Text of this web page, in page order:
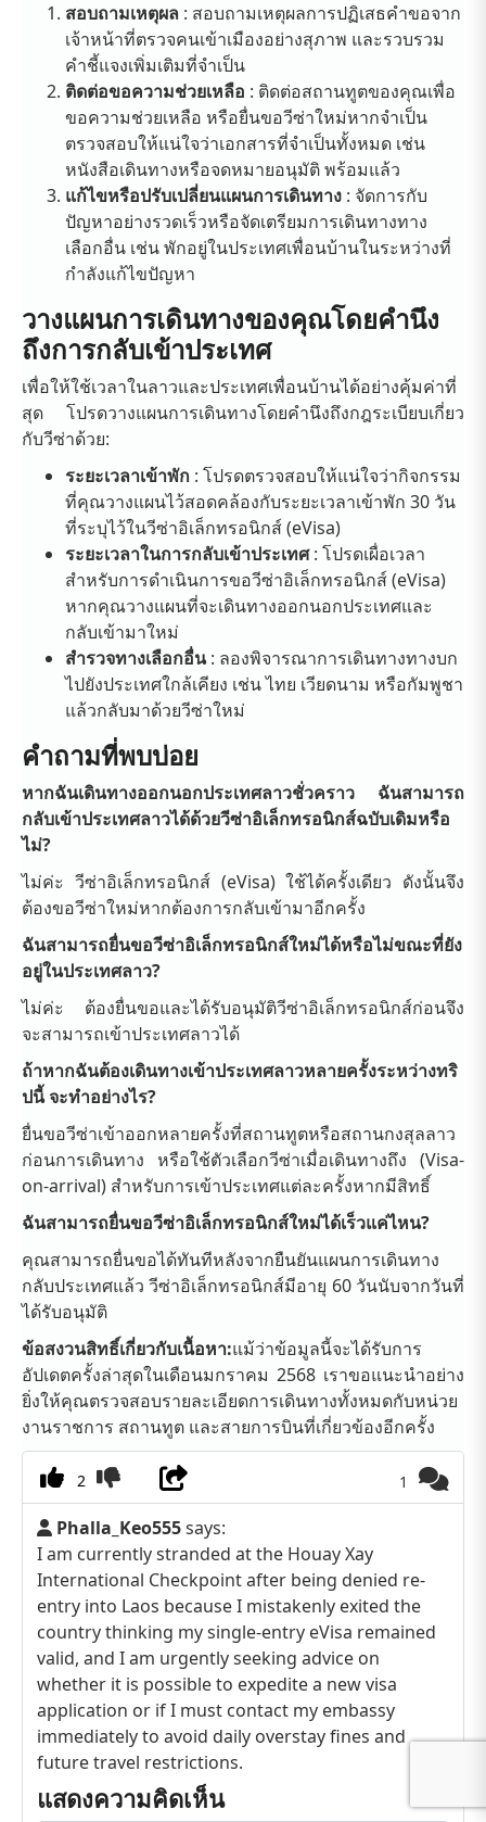
สอบถามเหตุผล : สอบถามเหตุผลการปฏิเสธคำขอจาก
เจ้าหน้าที่ตรวจคนเข้าเมืองอย่างสุภาพ และรวบรวม
คำชี้แจงเพิ่มเติมที่จำเป็น
ติดต่อขอความช่วยเหลือ : ติดต่อสถานทูตของคุณเพื่อ
ขอความช่วยเหลือ หรือยื่นขอวีซ่าใหม่หากจำเป็น
ตรวจสอบให้แน่ใจว่าเอกสารที่จำเป็นทั้งหมด เช่น
หนังสือเดินทางหรือจดหมายอนุมัติ พร้อมแล้ว
แก้ไขหรือปรับเปลี่ยนแผนการเดินทาง : จัดการกับ
ปัญหาอย่างรวดเร็วหรือจัดเตรียมการเดินทางทาง
เลือกอื่น เช่น พักอยู่ในประเทศเพื่อนบ้านในระหว่างที่
กำลังแก้ไขปัญหา
วางแผนการเดินทางของคุณโดยคำนึง
ถึงการกลับเข้าประเทศ
เพื่อให้ใช้เวลาในลาวและประเทศเพื่อนบ้านได้อย่างคุ้มค่าที่
สุด โปรดวางแผนการเดินทางโดยคำนึงถึงกฎระเบียบเกี่ยว
กับวีซ่าด้วย:
ระยะเวลาเข้าพัก : โปรดตรวจสอบให้แน่ใจว่ากิจกรรม
ที่คุณวางแผนไว้สอดคล้องกับระยะเวลาเข้าพัก 30 วัน
ที่ระบุไว้ในวีซ่าอิเล็กทรอนิกส์ (eVisa)
ระยะเวลาในการกลับเข้าประเทศ: โปรดเผื่อเวลา
สำหรับการดำเนินการขอวีซ่าอิเล็กทรอนิกส์ (eVisa)
หากคุณวางแผนที่จะเดินทางออกนอกประเทศและ
กลับเข้ามาใหม่
สำรวจทางเลือกอื่น: ลองพิจารณาการเดินทางทางบก
ไปยังประเทศใกล้เคียง เช่น ไทย เวียดนาม หรือกัมพูชา
แล้วกลับมาด้วยวีซ่าใหม่
คำถามที่พบบ่อย
หากฉันเดินทางออกนอกประเทศลาวชั่วคราว ฉันสามารถ
กลับเข้าประเทศลาวได้ด้วยวีซ่าอิเล็กทรอนิกส์ฉบับเดิมหรือ
ไม่?
ไม่ค่ะ วีซ่าอิเล็กทรอนิกส์ (eVisa) ใช้ได้ครั้งเดียว ดังนั้นจึง
ต้องขอวีซ่าใหม่หากต้องการกลับเข้ามาอีกครั้ง
ฉันสามารถยื่นขอวีซ่าอิเล็กทรอนิกส์ใหม่ได้หรือไม่ขณะที่ยัง
อยู่ในประเทศลาว?
ไม่ค่ะ ต้องยื่นขอและได้รับอนุมัติวีซ่าอิเล็กทรอนิกส์ก่อนจึง
จะสามารถเข้าประเทศลาวได้
ถ้าหากฉันต้องเดินทางเข้าประเทศลาวหลายครั้งระหว่างทริ
ปนี้ จะทำอย่างไร?
ยื่นขอวีซ่าเข้าออกหลายครั้งที่สถานทูตหรือสถานกงสุลลาว
ก่อนการเดินทาง หรือใช้ตัวเลือกวีซ่าเมื่อเดินทางถึง (Visa-
on-arrival) สำหรับการเข้าประเทศแต่ละครั้งหากมีสิทธิ์
ฉันสามารถยื่นขอวีซ่าอิเล็กทรอนิกส์ใหม่ได้เร็วแค่ไหน?
คุณสามารถยื่นขอได้ทันทีหลังจากยืนยันแผนการเดินทาง
กลับประเทศแล้ว วีซ่าอิเล็กทรอนิกส์มีอายุ 60 วันนับจากวันที่
ได้รับอนุมัติ
ข้อสงวนสิทธิ์เกี่ยวกับเนื้อหา:แม้ว่าข้อมูลนี้จะได้รับการ
อัปเดตครั้งล่าสุดในเดือนมกราคม 2568 เราขอแนะนำอย่าง
ยิ่งให้คุณตรวจสอบรายละเอียดการเดินทางทั้งหมดกับหน่วย
งานราชการ สถานทูต และสายการบินที่เกี่ยวข้องอีกครั้ง
2 1
Phalla_Keo555says:
I am currently stranded at the Houay Xay
International Checkpoint after being denied re-
entry into Laos because I mistakenly exited the
country thinking my single-entry eVisa remained
valid, and I am urgently seeking advice on
whether it is possible to expedite a new visa
application or if I must contact my embassy
immediately to avoid daily overstay fines and
future travel restrictions.
แสดงความคิดเห็น